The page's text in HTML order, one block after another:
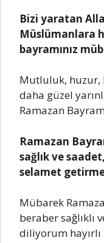
Bizi yaratan
Müslümanlara
bayramınız
Mutluluk, huzur,
daha güzel
Ramazan
Ramazan
sağlık ve
selamet
Mübarek
beraber sağlıklı
diliyorum